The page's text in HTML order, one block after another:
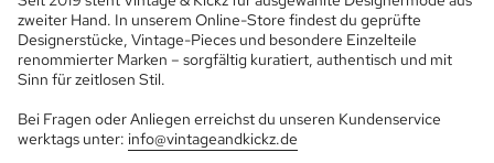
zweiter Hand. In unserem Online-Store findest du geprüfte
Designerstücke, Vintage-Pieces und besondere Einzelteile
renommierter Marken – sorgfältig kuratiert, authentisch und mit
Sinn für zeitlosen Stil.
Bei Fragen oder Anliegen erreichst du unseren Kundenservice
werktags unter: info@vintageandkickz.de